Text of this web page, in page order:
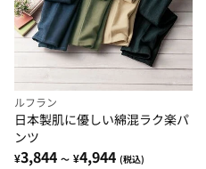
ルフラン
日本製肌に優しい綿混ラク楽パ
ンツ
¥3,844 ～ ¥4,944 (税込)